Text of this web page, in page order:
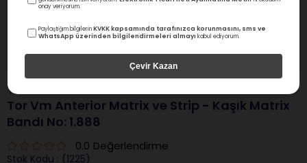
Tor Vm
Tor Vm Anterior Matrix ve Strip - Kaşık Matrix
Bandı No: 1.888
0.0 Değerlendirme
Stok Kodu (1225)
onay veriyorum.
Paylaştığım bilgilerinKVKK kapsamında tarafınızca korunmasını, sms ve
WhatsApp üzerinden bilgilendirmeleri almayı kabul ediyorum.
Çevir Kazan